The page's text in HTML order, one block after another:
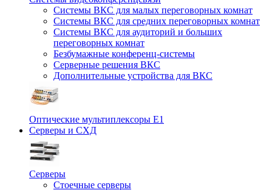
Системы ВКС для малых переговорных комнат
Системы ВКС для средних переговорных комнат
Системы ВКС для аудиторий и больших
переговорных комнат
Безбумажные конференц-системы
Серверные решения ВКС
Дополнительные устройства для ВКС
Оптические мультиплексоры Е1
Серверы и СХД
Серверы
Стоечные серверы